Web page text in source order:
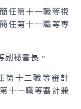
任第十一職等視
任第十一職等專
秘書長。
第十二職等審計
十一職等審計兼